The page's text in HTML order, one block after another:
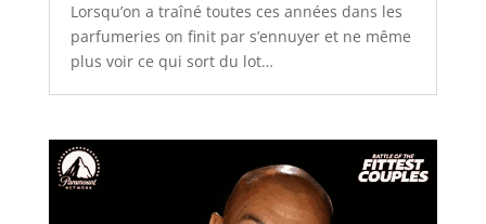
Lorsqu’on a traîné toutes ces années dans les
parfumeries on finit par s’ennuyer et ne même
plus voir ce qui sort du lot…